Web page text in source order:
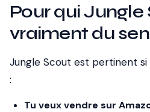
Pour qui Jungle
vraiment du
Jungle Scout est pertinent
:
Tu veux vendre sur